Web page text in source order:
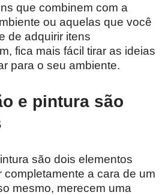
que combinem com a
ou aquelas que você
de adquirir itens
fica mais fácil tirar as ideias
para o seu ambiente.
e pintura são
são dois elementos
a cara de um
mesmo, merecem uma